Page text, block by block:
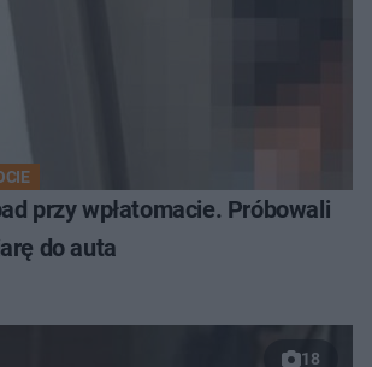
przy wpłatomacie. Próbowali
do auta
18